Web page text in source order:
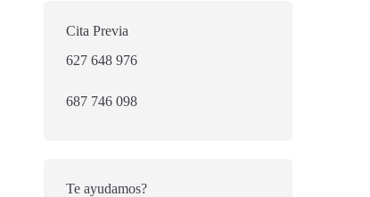
Cita Previa
627 648 976
687 746 098
Te ayudamos?